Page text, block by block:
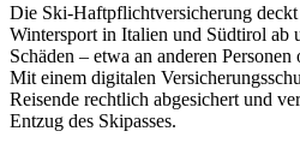
Die Ski-Haftpflichtversicherung
Wintersport in Italien und Südtirol ab
Schäden – etwa an anderen
Mit einem digitalen
Reisende rechtlich abgesichert und
Entzug des Skipasses.